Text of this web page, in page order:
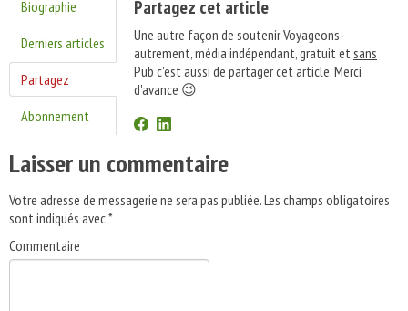
Biographie
Derniers articles
Partagez
Abonnement
Partagez cet article
Une autre façon de soutenir Voyageons-
autrement, média indépendant, gratuit etsans
Pub c'est aussi de partager cet article. Merci
d'avance 😉
Laisser un commentaire
Votre adresse de messagerie ne sera pas publiée.Les champs obligatoires
sont indiqués avec*
Commentaire